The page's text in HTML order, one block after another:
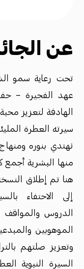
عن
تحت رعاية سمو
عهد الفجيرة –
الهادفة لتعزيز
سيرته العطرة
نهتدي بنوره
منها البشرية
هنا تم إطلاق
إلى الاحتفاء
الدروس والمواقف
الموهوبين
وتعزيز صلتهم
السيرة النبوية